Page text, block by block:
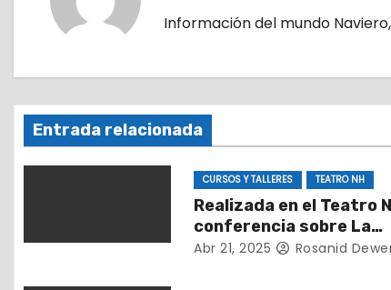
a
c
i
n
Información del mundo
Entrada relacionada
CURSOS Y TALLERES TEATRO NH
Realizada en el Teatro
conferencia sobre La
importancia de
Abr 21, 2025 Rosanid